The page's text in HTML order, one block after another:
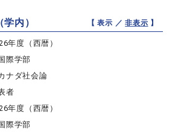
内） 【 表示 ／非表示 】
年度（西暦）
際学部
ナダ社会論
者
年度（西暦）
際学部